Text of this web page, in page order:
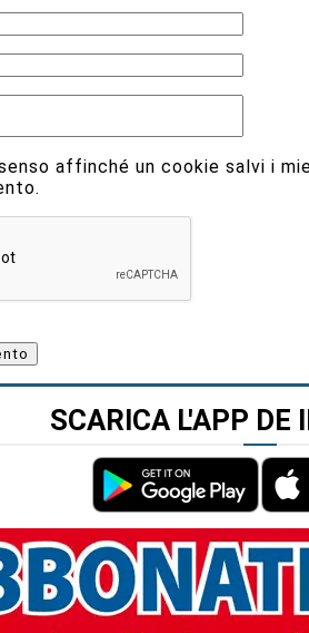
affinché un cookie salvi i
SCARICA L'APP DE